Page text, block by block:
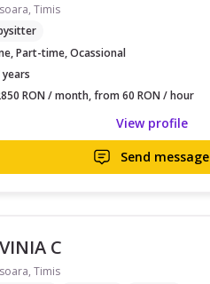
Timis
Part-time, Ocassional
RON / month, from 60 RON / hour
View profile
Send message
C
Timis